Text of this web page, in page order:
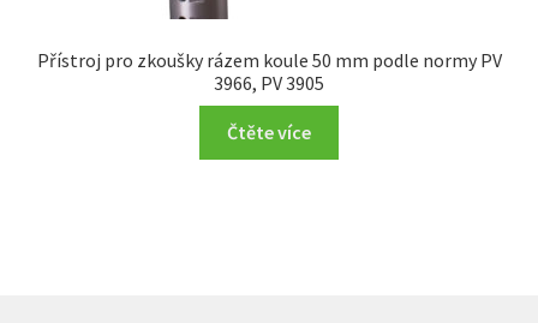
Přístroj pro zkoušky rázem koule 50 mm podle normy PV
3966, PV 3905
Čtěte více